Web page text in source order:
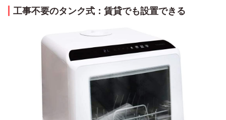
工事不要のタンク式：賃貸でも設置できる